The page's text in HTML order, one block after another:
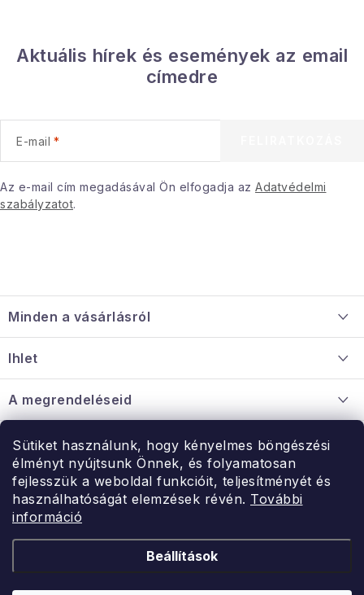
Sütiket használunk, hogy kényelmes böngészési
élményt nyújtsunk Önnek, és folyamatosan
fejlesszük a weboldal funkcióit, teljesítményét és
használhatóságát elemzések révén. További
információ
Beállítások
Aktuális hírek és események az email
címedre
E-mail
Az e-mail cím megadásával Ön elfogadja az Adatvédelmi
szabályzatot.
á
b
é
c
Minden a vásárlásról
Információ a mellékletről
Nagykereskedelmi együttműködés
Ihlet
A megrendeléseid
Érintkezés
Rendelésem
Érintkezés
Hé-Pé: 9:00-15:00
uzlet@modernvasarlas.hu
Kereskedelem feltételei